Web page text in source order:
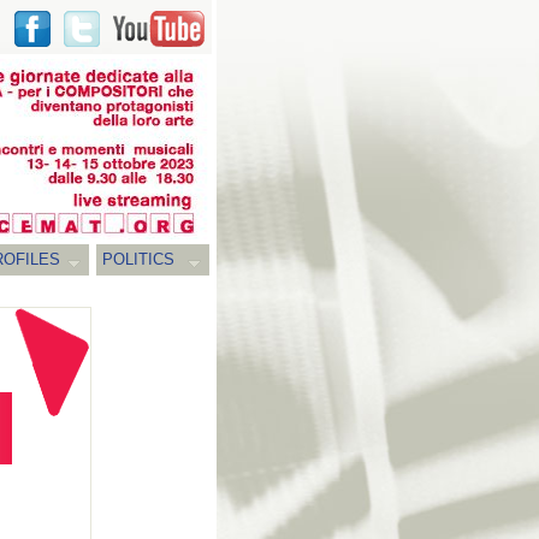
POLITICS